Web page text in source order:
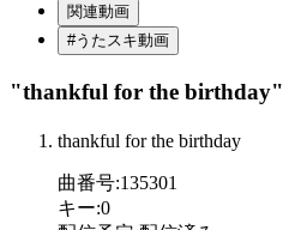
関連動画
#うたスキ動画
"thankful for the birthday"
thankful for the birthday
曲番号:135301
キー:0